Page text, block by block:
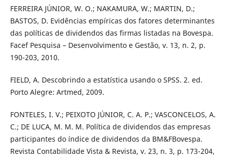
FERREIRA JÚNIOR, W. O.; NAKAMURA, W.; MARTIN, D.;
BASTOS, D. Evidências empíricas dos fatores determinantes
das políticas de dividendos das firmas listadas na Bovespa.
Facef Pesquisa – Desenvolvimento e Gestão, v. 13, n. 2, p.
190-203, 2010.
FIELD, A. Descobrindo a estatística usando o SPSS. 2. ed.
Porto Alegre: Artmed, 2009.
FONTELES, I. V.; PEIXOTO JÚNIOR, C. A. P.; VASCONCELOS, A.
C.; DE LUCA, M. M. M. Política de dividendos das empresas
participantes do índice de dividendos da BM&FBovespa.
Revista Contabilidade Vista & Revista, v. 23, n. 3, p. 173-204,